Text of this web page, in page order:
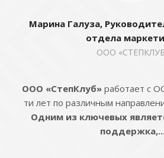
Марина Галуза,
отдела
ООО
ООО «СтепКлуб»работает с
ти лет по различным
Одним из ключевых